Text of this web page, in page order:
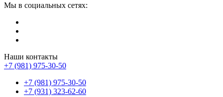
Мы в социальных сетях:
Наши контакты
+7 (981) 975-30-50
+7 (981) 975-30-50
+7 (931) 323-62-60